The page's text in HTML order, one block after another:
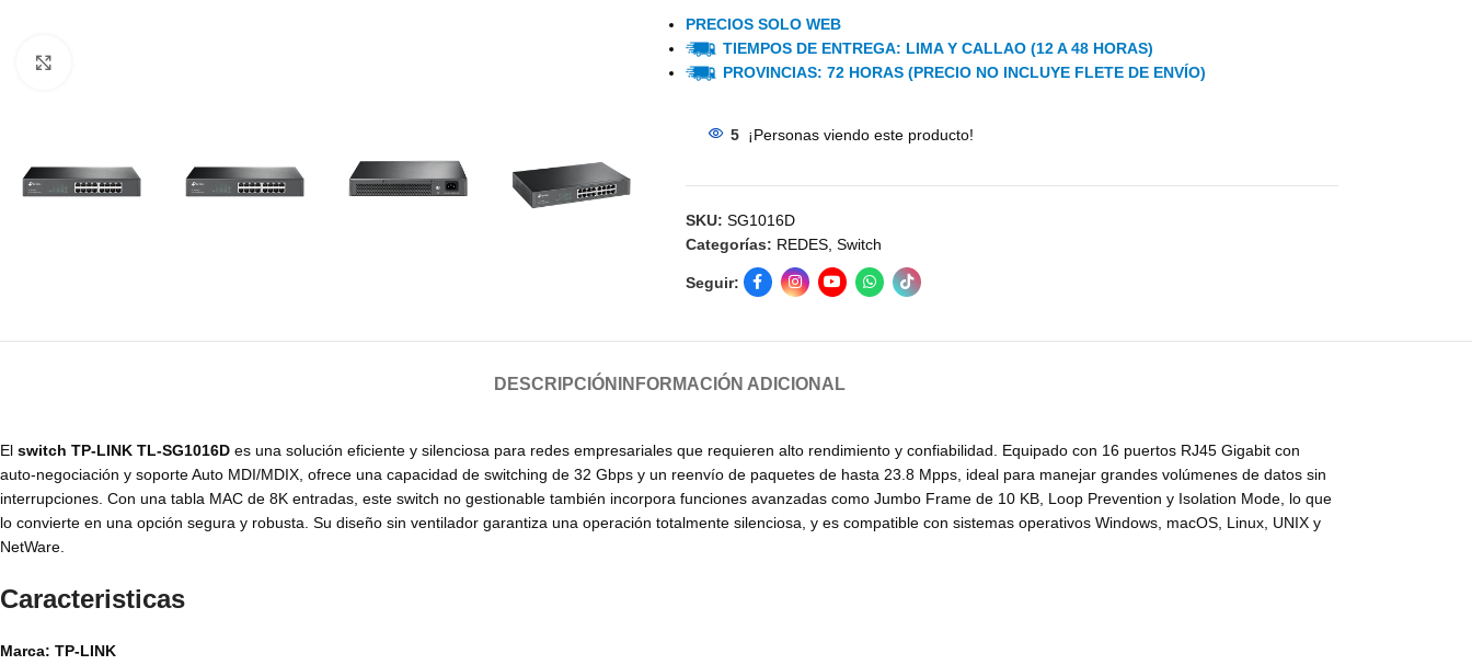
PRECIOS SOLO WEB
TIEMPOS DE ENTREGA: LIMA Y CALLAO (12 A 48 HORAS)
PROVINCIAS: 72 HORAS (PRECIO NO INCLUYE FLETE DE ENVÍO)
5 ¡Personas viendo este producto!
SKU: SG1016D
Categorías: REDES, Switch
Seguir:
DESCRIPCIÓN INFORMACIÓN ADICIONAL
El switch TP-LINK TL-SG1016D es una solución eficiente y silenciosa para redes empresariales que requieren alto rendimiento y confiabilidad. Equipado con 16 puertos RJ45 Gigabit con
auto-negociación y soporte Auto MDI/MDIX, ofrece una capacidad de switching de 32 Gbps y un reenvío de paquetes de hasta 23.8 Mpps, ideal para manejar grandes volúmenes de datos sin
interrupciones. Con una tabla MAC de 8K entradas, este switch no gestionable también incorpora funciones avanzadas como Jumbo Frame de 10 KB, Loop Prevention y Isolation Mode, lo que
lo convierte en una opción segura y robusta. Su diseño sin ventilador garantiza una operación totalmente silenciosa, y es compatible con sistemas operativos Windows, macOS, Linux, UNIX y
NetWare.
Caracteristicas
Marca: TP-LINK